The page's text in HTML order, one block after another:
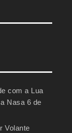
com a Lua
Nasa 6 de
Volante